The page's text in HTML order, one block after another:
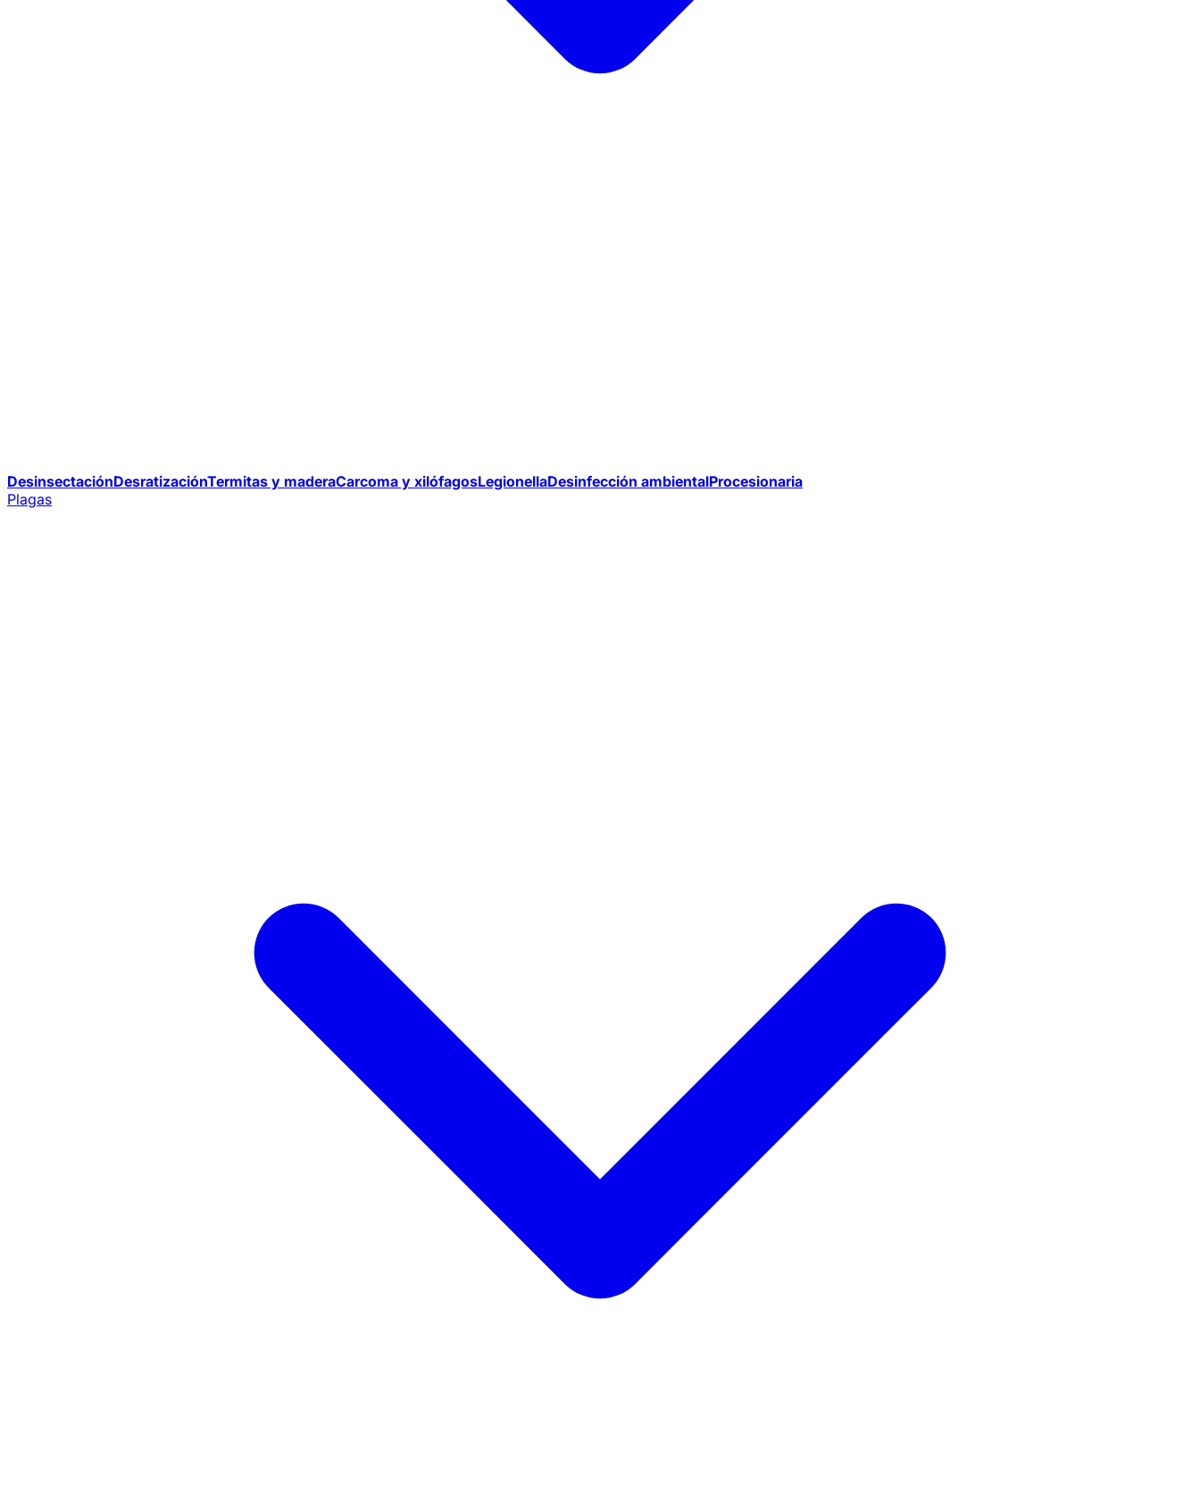
DesinsectaciónDesratizaciónTermitas y maderaCarcoma y xilófagosLegionellaDesinfección ambientalProcesionaria
Plagas